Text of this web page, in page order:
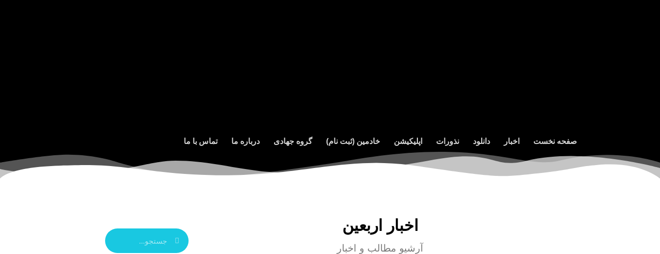
صفحه نخست اخبار دانلود نذورات اپلیکیشن خادمین (ثبت نام) گروه جهادی درباره ما تماس با ما
اخبار اربعین
آرشیو مطالب و اخبار